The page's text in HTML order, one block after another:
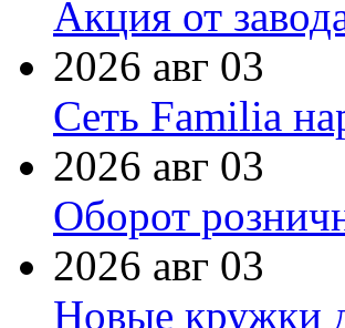
Акция от
2026 авг 03
Сеть Familia
2026 авг 03
Оборот
2026 авг 03
Новые кружки